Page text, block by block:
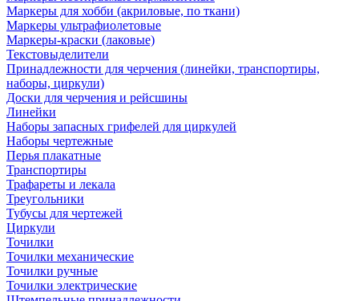
Маркеры для хобби (акриловые, по ткани)
Маркеры ультрафиолетовые
Маркеры-краски (лаковые)
Текстовыделители
Принадлежности для черчения (линейки, транспортиры,
наборы, циркули)
Доски для черчения и рейсшины
Линейки
Наборы запасных грифелей для циркулей
Наборы чертежные
Перья плакатные
Транспортиры
Трафареты и лекала
Треугольники
Тубусы для чертежей
Циркули
Точилки
Точилки механические
Точилки ручные
Точилки электрические